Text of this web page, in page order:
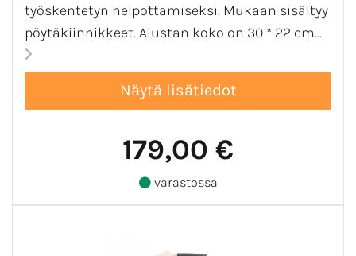
työskentetyn helpottamiseksi. Mukaan sisältyy
pöytäkiinnikkeet. Alustan koko on 30 * 22 cm...
179,00 €
varastossa